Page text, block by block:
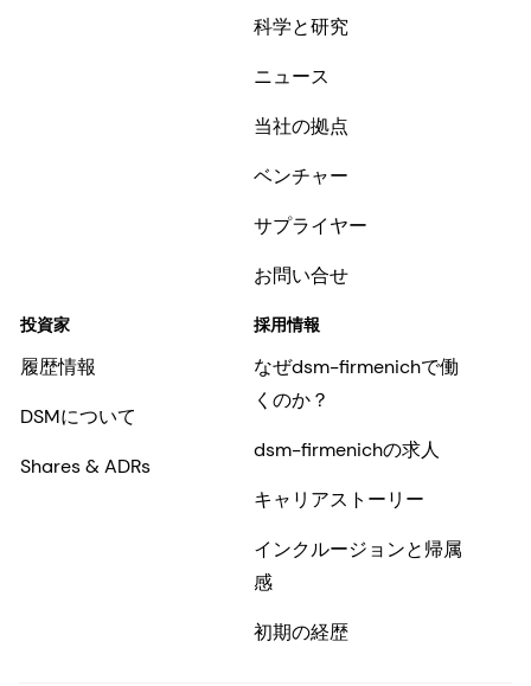
科学と研究
ニュース
当社の拠点
ベンチャー
サプライヤー
お問い合せ
投資家
履歴情報
DSMについて
Shares & ADRs
採用情報
なぜdsm-firmenichで働
くのか？
dsm-firmenichの求人
キャリアストーリー
インクルージョンと帰属
感
初期の経歴